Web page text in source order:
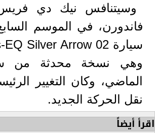
وسيتنافس نيك دي
فاندورن، في الموسم
وهي نسخة محدثة من
الماضي، وكان التغيير
نقل الحركة الجديد.
اقرأ أيضاً